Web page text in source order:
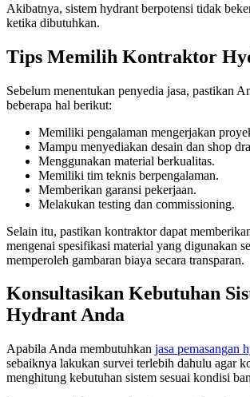
Akibatnya, sistem hydrant berpotensi tidak
ketika dibutuhkan.
Tips Memilih Kontraktor
Sebelum menentukan penyedia jasa, pastikan
beberapa hal berikut:
Memiliki pengalaman mengerjakan
Mampu menyediakan desain dan shop
Menggunakan material berkualitas.
Memiliki tim teknis berpengalaman.
Memberikan garansi pekerjaan.
Melakukan testing dan commissioning.
Selain itu, pastikan kontraktor dapat
mengenai spesifikasi material yang digunakan
memperoleh gambaran biaya secara transparan.
Konsultasikan Kebutuhan
Hydrant Anda
Apabila Anda membutuhkan jasa pemasangan
sebaiknya lakukan survei terlebih dahulu agar
menghitung kebutuhan sistem sesuai kondisi